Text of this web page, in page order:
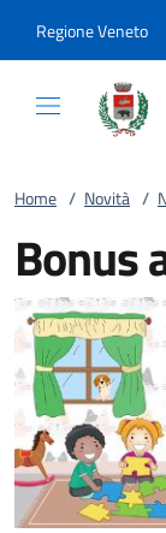
Regione Veneto
Home / Novità /
Bonus